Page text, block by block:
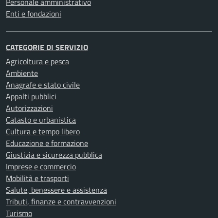
Enti e fondazioni
CATEGORIE DI SERVIZIO
Agricoltura e pesca
Ambiente
Anagrafe e stato civile
Appalti pubblici
Autorizzazioni
Catasto e urbanistica
Cultura e tempo libero
Educazione e formazione
Giustizia e sicurezza pubblica
Imprese e commercio
Mobilità e trasporti
Salute, benessere e assistenza
Tributi, finanze e contravvenzioni
Turismo